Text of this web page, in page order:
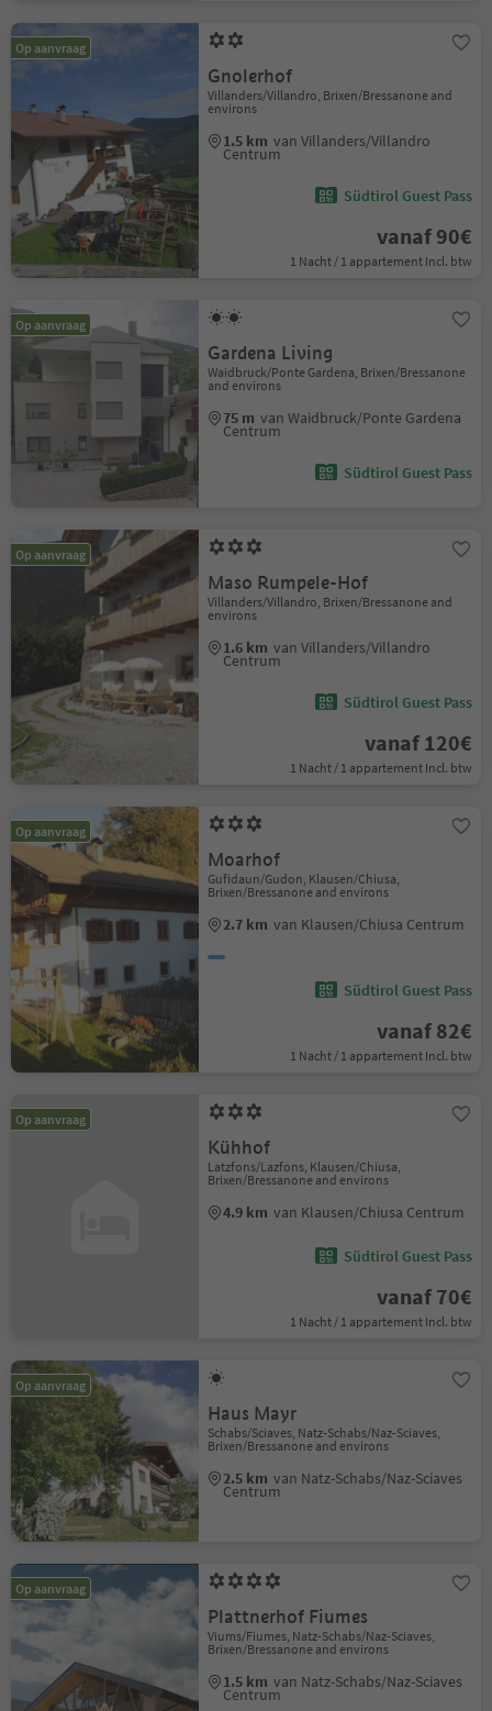
Op aanvraag
Gnolerhof
Villanders/Villandro, Brixen/Bressanone and
environs
1.5 km van Villanders/Villandro
Centrum
Südtirol Guest Pass
vanaf 90€
1 Nacht / 1 appartement Incl. btw
Op aanvraag
Gardena Living
Waidbruck/Ponte Gardena, Brixen/Bressanone
and environs
75 m van Waidbruck/Ponte Gardena
Centrum
Südtirol Guest Pass
Op aanvraag
Maso Rumpele-Hof
Villanders/Villandro, Brixen/Bressanone and
environs
1.6 km van Villanders/Villandro
Centrum
Südtirol Guest Pass
vanaf 120€
1 Nacht / 1 appartement Incl. btw
Op aanvraag
Moarhof
Gufidaun/Gudon, Klausen/Chiusa,
Brixen/Bressanone and environs
2.7 km van Klausen/Chiusa Centrum
Südtirol Guest Pass
vanaf 82€
1 Nacht / 1 appartement Incl. btw
Op aanvraag
Kühhof
Latzfons/Lazfons, Klausen/Chiusa,
Brixen/Bressanone and environs
4.9 km van Klausen/Chiusa Centrum
Südtirol Guest Pass
vanaf 70€
1 Nacht / 1 appartement Incl. btw
Op aanvraag
Haus Mayr
Schabs/Sciaves, Natz-Schabs/Naz-Sciaves,
Brixen/Bressanone and environs
2.5 km van Natz-Schabs/Naz-Sciaves
Centrum
Op aanvraag
Plattnerhof Fiumes
Viums/Fiumes, Natz-Schabs/Naz-Sciaves,
Brixen/Bressanone and environs
1.5 km van Natz-Schabs/Naz-Sciaves
Centrum